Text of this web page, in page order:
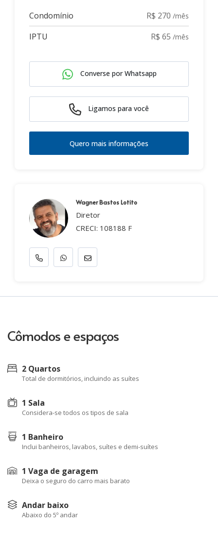
Condomínio R$ 270 /mês
IPTU R$ 65 /mês
Converse por Whatsapp
Ligamos para você
Quero mais informações
Wagner Bastos Lotito
Diretor
CRECI: 108188 F
Cômodos e espaços
2 Quartos
Total de dormitórios, incluindo as suítes
1 Sala
Considera-se todos os tipos de sala
1 Banheiro
Inclui banheiros, lavabos, suítes e demi-suítes
1 Vaga de garagem
Deixa o seguro do carro mais barato
Andar baixo
Abaixo do 5º andar